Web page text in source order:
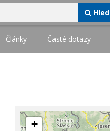
Články Časté dotazy
+